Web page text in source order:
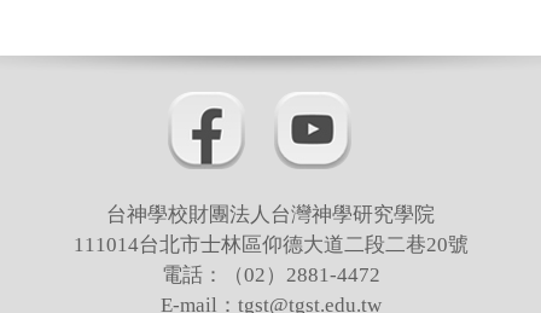
台神學校財團法人台灣神學研究學院
111014台北市士林區仰德大道二段二巷20號
電話：（02）2881-4472
E-mail：tgst@tgst.edu.tw